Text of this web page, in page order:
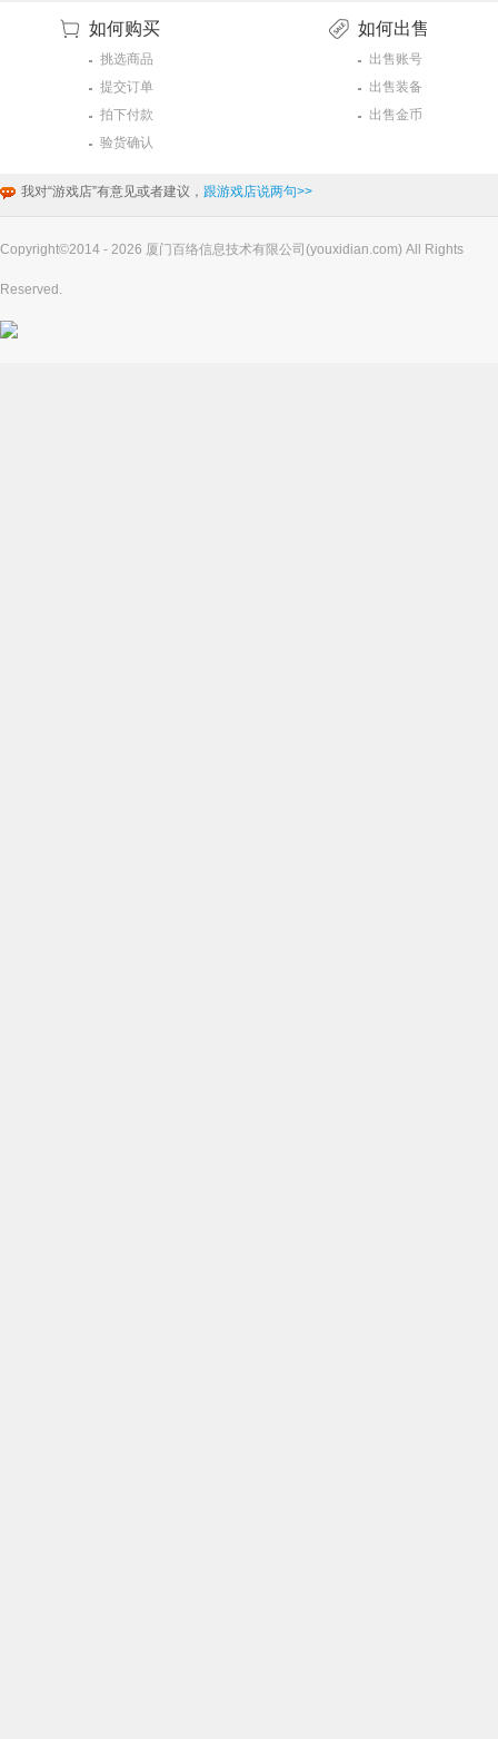
如何购买
挑选商品
提交订单
拍下付款
验货确认
如何出售
出售账号
出售装备
出售金币
我对“游戏店”有意见或者建议， 跟游戏店说两句>>
Copyright©2014 - 2026 厦门百络信息技术有限公司(youxidian.com) All Rights
Reserved.